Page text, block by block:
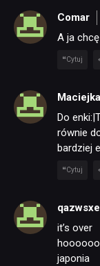
Comar
A ja
Cytuj
Do
równie
bardziej
Cytuj
it’s over
japonia